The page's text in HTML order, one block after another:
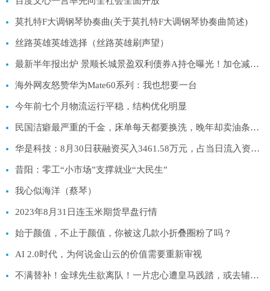
莫扎特F大调钢琴协奏曲(关于莫扎特F大调钢琴协奏曲简述)
丝路英雄英雄选择（丝路英雄刷声望）
最新半年报出炉 景顺长城景盈双利债券A持仓曝光！加仓减仓这些股…
海外网友怒赞华为Mate60系列：我也想要一台
今年前七个月物流运行平稳，结构优化明显
民国洁癖最严重的千金，床单每天都要换洗，晚年却卖油条维持生活
华是科技：8月30日获融资买入3461.58万元，占当日流入资金比例10.07%
昔阳：零工“小市场”支撑就业“大民生”
我心似海洋（蔡琴）
2023年8月31日连玉米期货早盘行情
始于颜值，不止于颜值，你被这几款小折叠圈粉了吗？
AI 2.0时代，为何说金山云的价值需要重新审视
不满替补！金球先生欲离队！一片忠心遭皇马践踏，或去辅佐梅西